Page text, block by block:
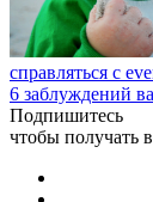
справляться с
6 заблуждений
Подпишитесь
чтобы получать